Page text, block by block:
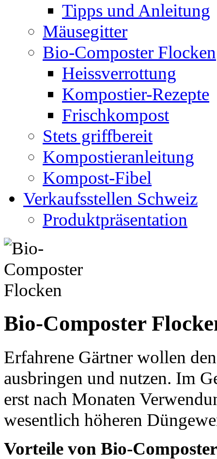
Tipps und Anleitung
Mäusegitter
Bio-Composter Flocken
Heissverrottung
Kompostier-Rezepte
Frischkompost
Stets griffbereit
Kompostieranleitung
Kompost-Fibel
Verkaufsstellen Schweiz
Produktpräsentation
Bio-Composter
Erfahrene Gärtner wollen
ausbringen und nutzen. Im
erst nach Monaten
wesentlich höheren
Vorteile von Bio-